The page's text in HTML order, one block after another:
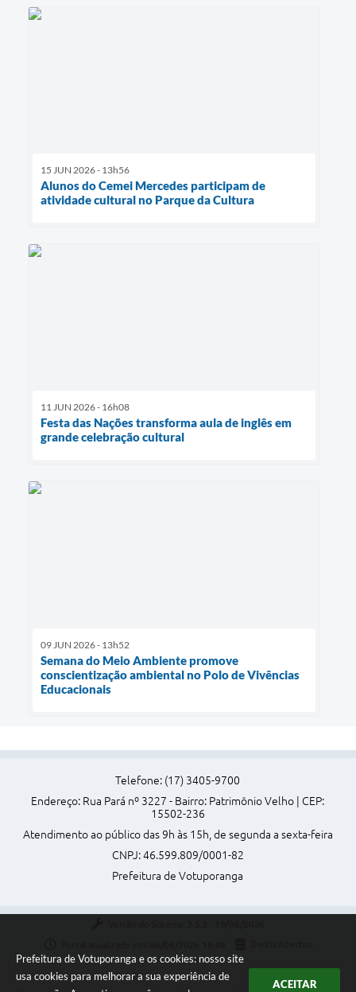
Prefeitura de Votuporanga e os cookies: nosso site
usa cookies para melhorar a sua experiência de
ACEITAR
15 JUN 2026 - 13h56
Alunos do Cemei Mercedes participam de
atividade cultural no Parque da Cultura
11 JUN 2026 - 16h08
Festa das Nações transforma aula de inglês em
grande celebração cultural
09 JUN 2026 - 13h52
Semana do Meio Ambiente promove
conscientização ambiental no Polo de Vivências
Educacionais
Telefone: (17) 3405-9700
Endereço: Rua Pará nº 3227 - Bairro: Patrimônio Velho | CEP:
15502-236
Atendimento ao público das 9h às 15h, de segunda a sexta-feira
CNPJ: 46.599.809/0001-82
Prefeitura de Votuporanga